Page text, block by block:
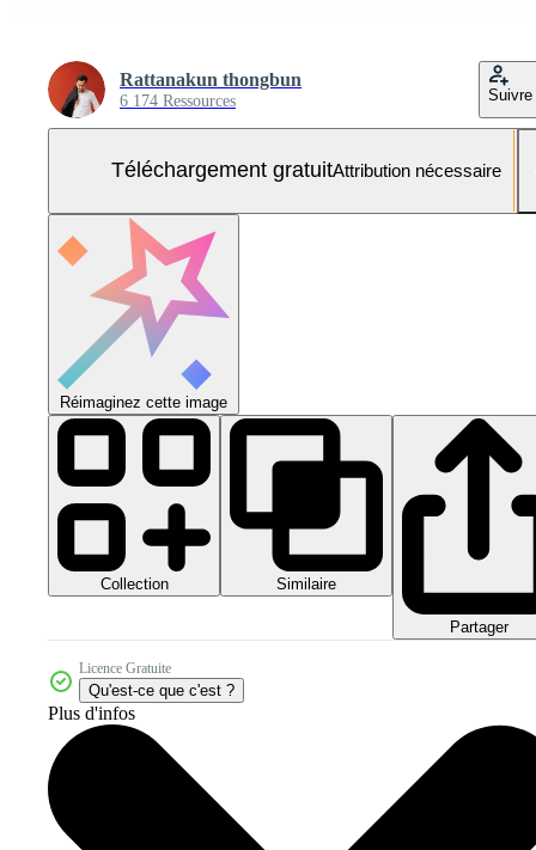
Rattanakun thongbun
6 174 Ressources Suivre
Téléchargement gratuitAttribution nécessaire
Réimaginez cette image
Collection Similaire
Partager
Licence Gratuite
Qu'est-ce que c'est ?
Plus d'infos